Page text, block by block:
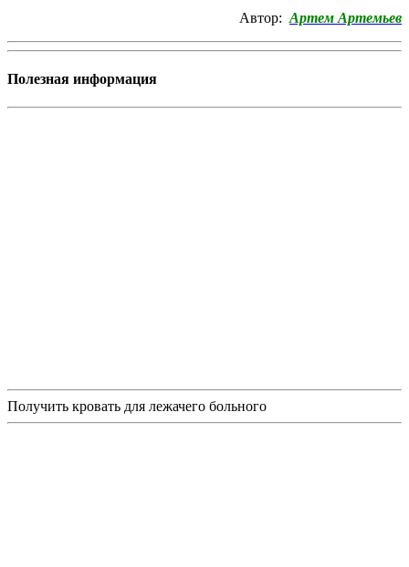
Автор: Артем Артемьев
Полезная информация
Получить кровать для лежачего больного